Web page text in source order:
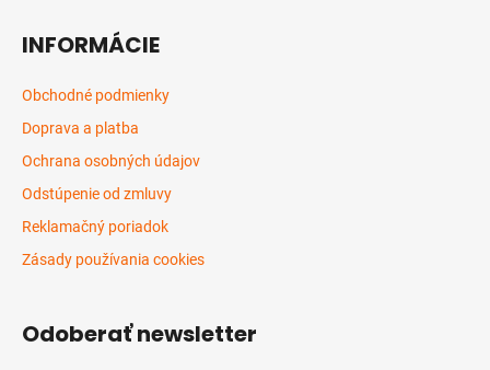
INFORMÁCIE
Obchodné podmienky
Doprava a platba
Ochrana osobných údajov
Odstúpenie od zmluvy
Reklamačný poriadok
Zásady používania cookies
Odoberať newsletter